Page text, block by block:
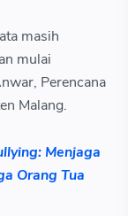
masih
mulai
Perencana
Malang.
Menjaga
Orang Tua